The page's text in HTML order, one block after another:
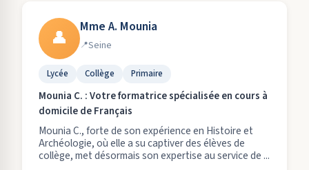
👤 Mme A. Mounia
Seine
Lycée Collège Primaire
Mounia C. : Votre formatrice spécialisée en cours à
domicile de Français
Mounia C., forte de son expérience en Histoire et
Archéologie, où elle a su captiver des élèves de
collège, met désormais son expertise au service de ...